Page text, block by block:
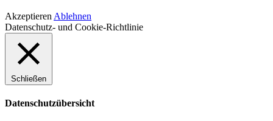
Akzeptieren Ablehnen
Datenschutz- und Cookie-Richtlinie
Schließen
Datenschutzübersicht